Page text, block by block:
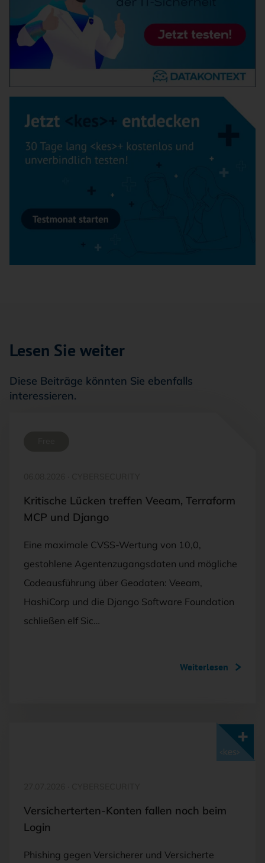
Lesen Sie weiter
Diese Beiträge könnten Sie ebenfalls
interessieren.
Kritische Lücken treffen Veeam, Terraform
MCP und Django
Eine maximale CVSS-Wertung von 10,0,
gestohlene Agentenzugangsdaten und mögliche
Codeausführung über Geodaten: Veeam,
HashiCorp und die Django Software Foundation
schließen elf Sic…
Weiterlesen
Versicherterten-Konten fallen noch beim
Login
Phishing gegen Versicherer und Versicherte